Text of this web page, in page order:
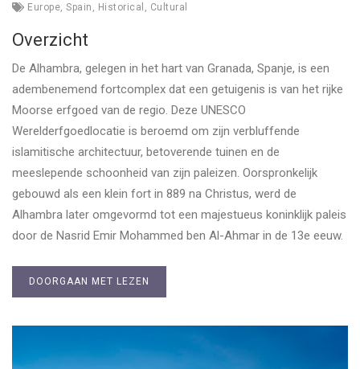
Europe, Spain , Historical , Cultural
Overzicht
De Alhambra, gelegen in het hart van Granada, Spanje, is een
adembenemend fortcomplex dat een getuigenis is van het rijke
Moorse erfgoed van de regio. Deze UNESCO
Werelderfgoedlocatie is beroemd om zijn verbluffende
islamitische architectuur, betoverende tuinen en de
meeslepende schoonheid van zijn paleizen. Oorspronkelijk
gebouwd als een klein fort in 889 na Christus, werd de
Alhambra later omgevormd tot een majestueus koninklijk paleis
door de Nasrid Emir Mohammed ben Al-Ahmar in de 13e eeuw.
DOORGAAN MET LEZEN